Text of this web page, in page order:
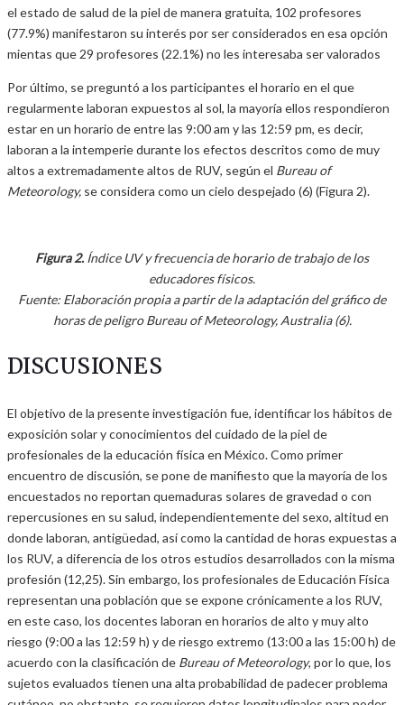
el estado de salud de la piel de manera gratuita, 102 profesores
(77.9%) manifestaron su interés por ser considerados en esa opción
mientas que 29 profesores (22.1%) no les interesaba ser valorados
Por último, se preguntó a los participantes el horario en el que
regularmente laboran expuestos al sol, la mayoría ellos respondieron
estar en un horario de entre las 9:00 am y las 12:59 pm, es decir,
laboran a la intemperie durante los efectos descritos como de muy
altos a extremadamente altos de RUV, según el Bureau of
Meteorology, se considera como un cielo despejado (6) (Figura 2).
Figura 2. Índice UV y frecuencia de horario de trabajo de los
educadores físicos.
Fuente: Elaboración propia a partir de la adaptación del gráfico de
horas de peligro Bureau of Meteorology, Australia (6).
DISCUSIONES
El objetivo de la presente investigación fue, identificar los hábitos de
exposición solar y conocimientos del cuidado de la piel de
profesionales de la educación física en México. Como primer
encuentro de discusión, se pone de manifiesto que la mayoría de los
encuestados no reportan quemaduras solares de gravedad o con
repercusiones en su salud, independientemente del sexo, altitud en
donde laboran, antigüedad, así como la cantidad de horas expuestas a
los RUV, a diferencia de los otros estudios desarrollados con la misma
profesión (12,25). Sin embargo, los profesionales de Educación Física
representan una población que se expone crónicamente a los RUV,
en este caso, los docentes laboran en horarios de alto y muy alto
riesgo (9:00 a las 12:59 h) y de riesgo extremo (13:00 a las 15:00 h) de
acuerdo con la clasificación de Bureau of Meteorology, por lo que, los
sujetos evaluados tienen una alta probabilidad de padecer problema